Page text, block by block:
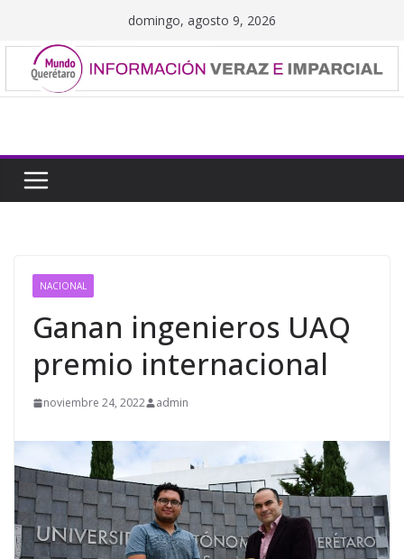
contenido
domingo, agosto 9, 2026
NACIONAL
Ganan ingenieros UAQ
premio internacional
noviembre 24, 2022 admin